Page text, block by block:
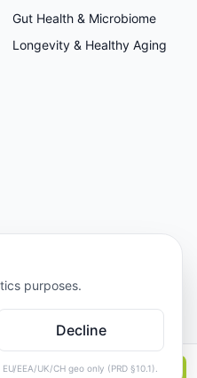
Gut Health & Microbiome
Longevity & Healthy Aging
reviewed editorial.
purposes.
Decline
EEA/UK/CH geo only (PRD §10.1).